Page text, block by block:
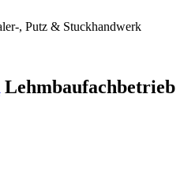
, Putz & Stuckhandwerk
Lehmbaufachbetrieb